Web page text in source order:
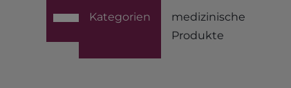
Kategorien
medizinische
Produkte